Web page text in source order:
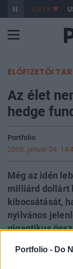
Portfolio - Do
363,17 -0,61%
ELŐFIZETŐI
Az élet
hedge
Portfolio
2008. január 04.
Még az idén
milliárd dollárt
kibocsátását,
nyilvános
gigantikus